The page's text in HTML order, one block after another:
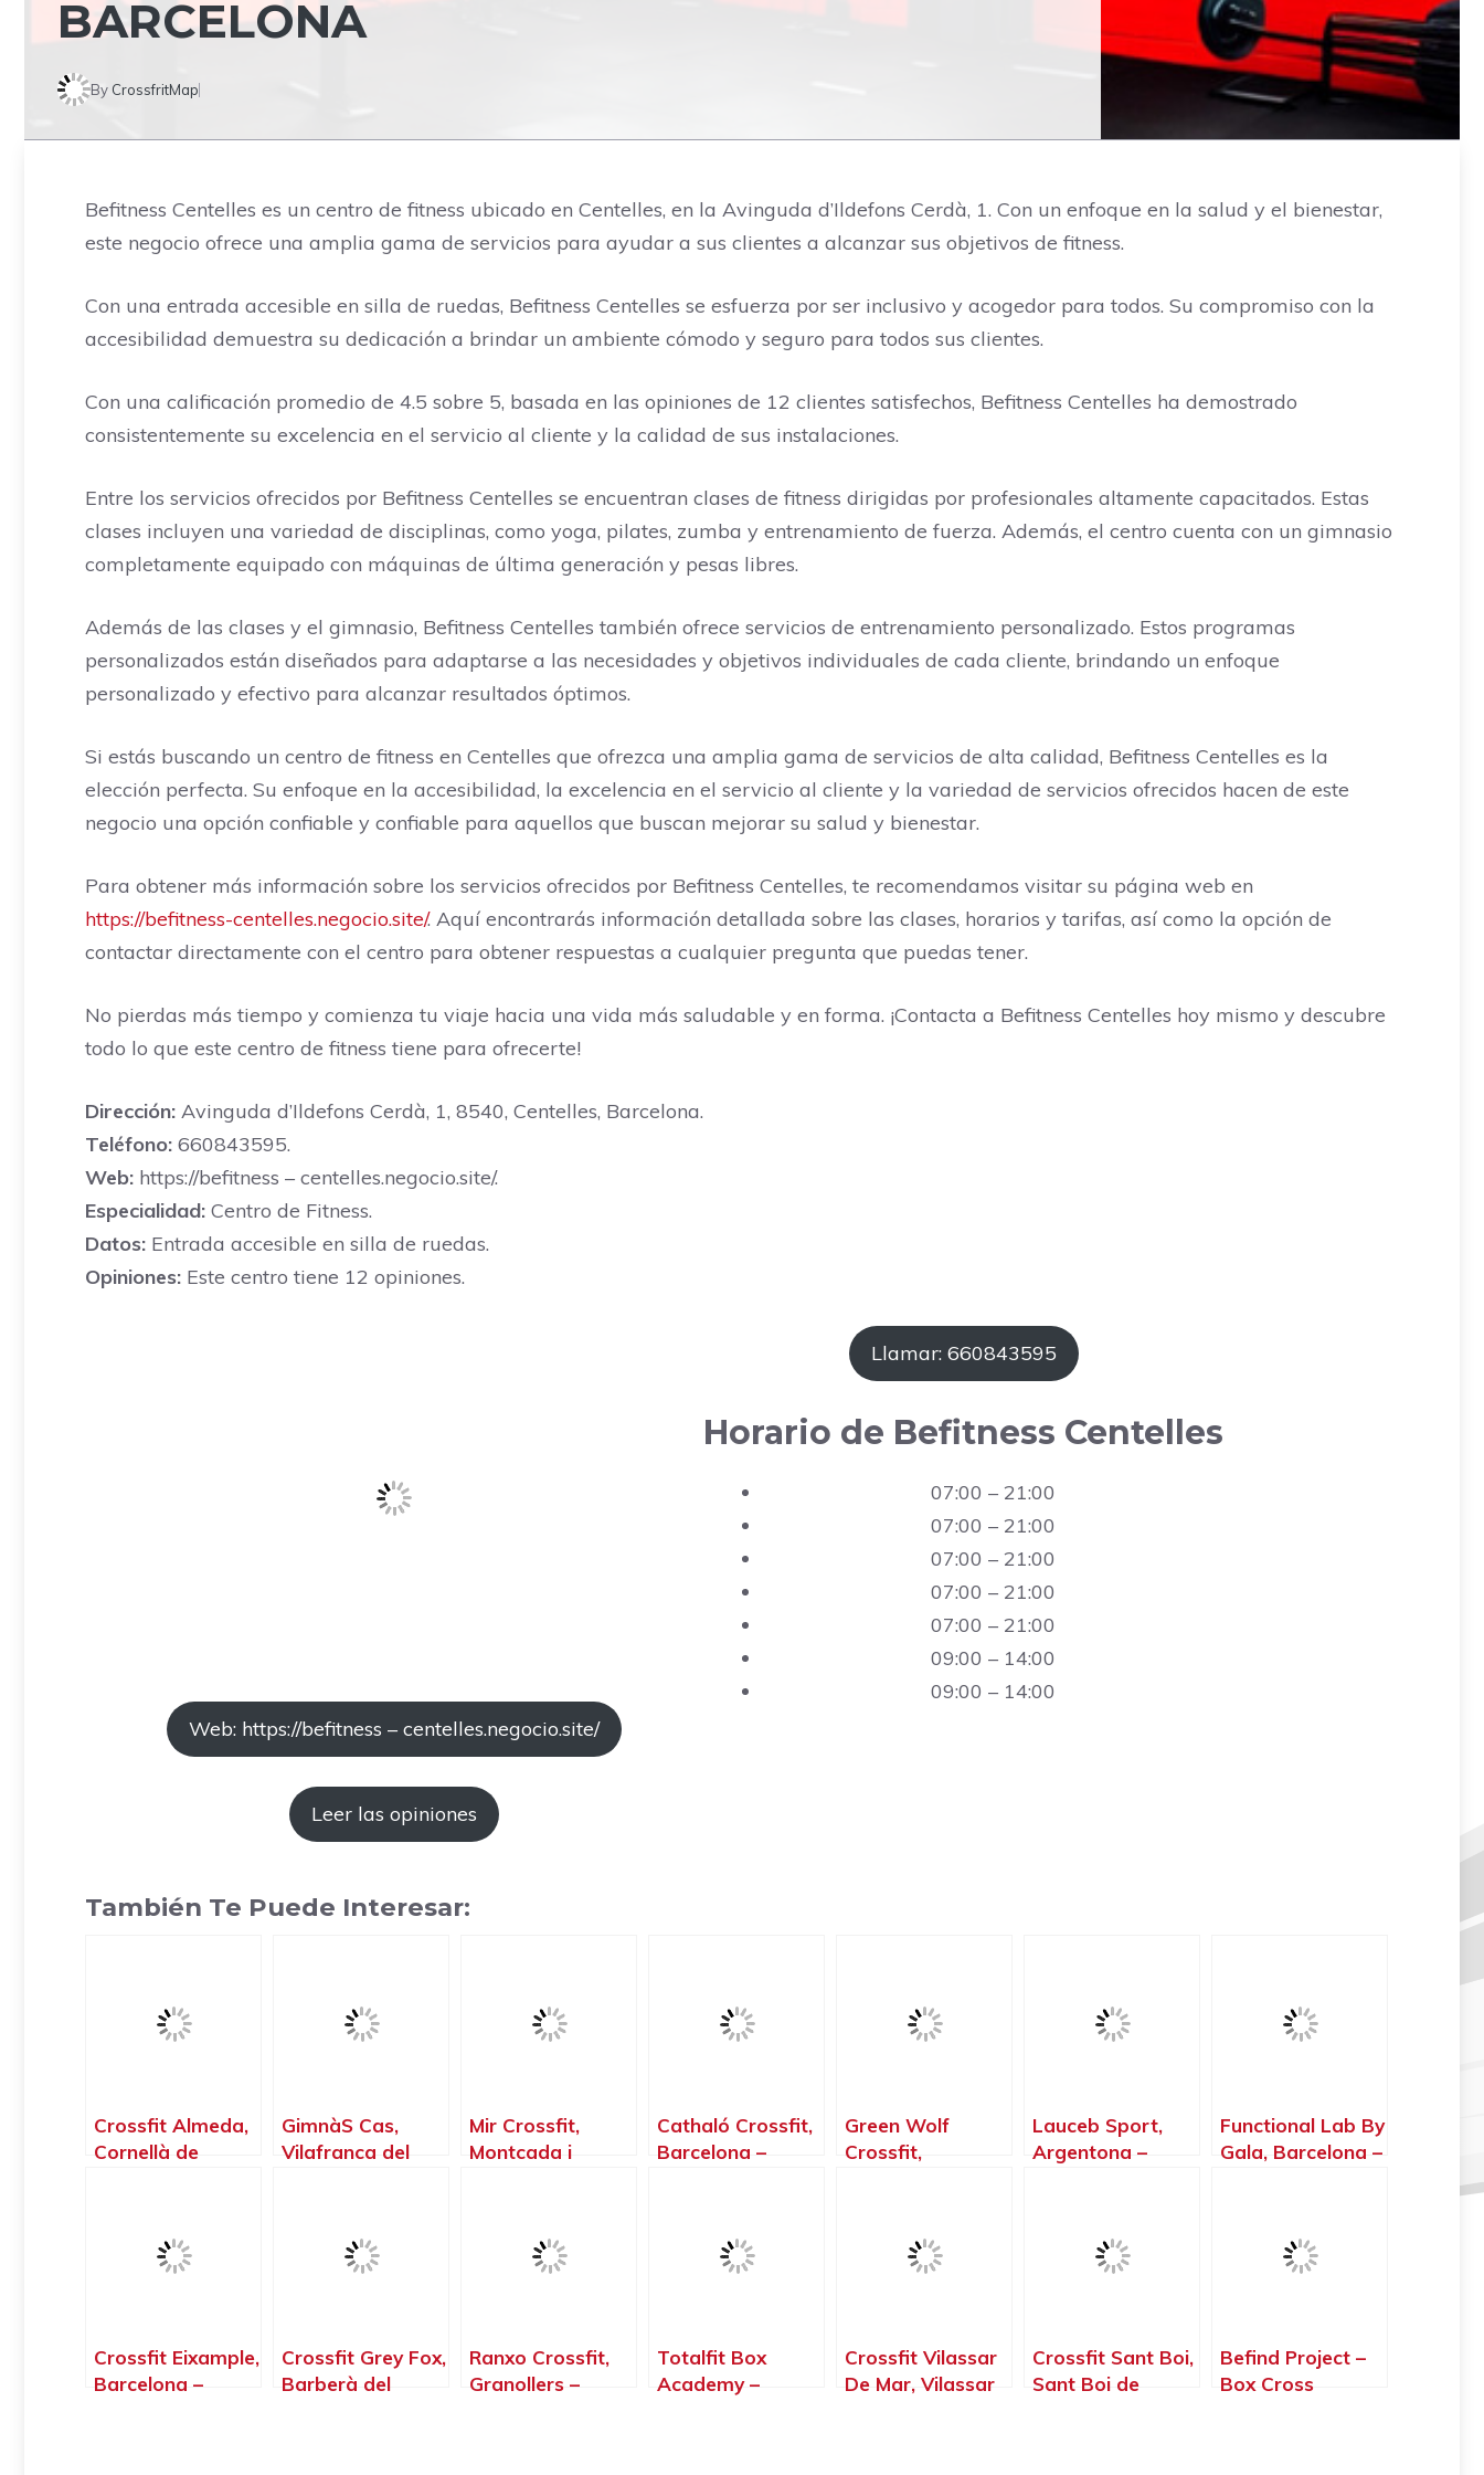
BARCELONA
By CrossfritMap
Befitness Centelles es un centro de fitness ubicado en Centelles, en la Avinguda d’Ildefons Cerdà, 1. Con un enfoque en la salud y el bienestar,
este negocio ofrece una amplia gama de servicios para ayudar a sus clientes a alcanzar sus objetivos de fitness.
Con una entrada accesible en silla de ruedas, Befitness Centelles se esfuerza por ser inclusivo y acogedor para todos. Su compromiso con la
accesibilidad demuestra su dedicación a brindar un ambiente cómodo y seguro para todos sus clientes.
Con una calificación promedio de 4.5 sobre 5, basada en las opiniones de 12 clientes satisfechos, Befitness Centelles ha demostrado
consistentemente su excelencia en el servicio al cliente y la calidad de sus instalaciones.
Entre los servicios ofrecidos por Befitness Centelles se encuentran clases de fitness dirigidas por profesionales altamente capacitados. Estas
clases incluyen una variedad de disciplinas, como yoga, pilates, zumba y entrenamiento de fuerza. Además, el centro cuenta con un gimnasio
completamente equipado con máquinas de última generación y pesas libres.
Además de las clases y el gimnasio, Befitness Centelles también ofrece servicios de entrenamiento personalizado. Estos programas
personalizados están diseñados para adaptarse a las necesidades y objetivos individuales de cada cliente, brindando un enfoque
personalizado y efectivo para alcanzar resultados óptimos.
Si estás buscando un centro de fitness en Centelles que ofrezca una amplia gama de servicios de alta calidad, Befitness Centelles es la
elección perfecta. Su enfoque en la accesibilidad, la excelencia en el servicio al cliente y la variedad de servicios ofrecidos hacen de este
negocio una opción confiable y confiable para aquellos que buscan mejorar su salud y bienestar.
Para obtener más información sobre los servicios ofrecidos por Befitness Centelles, te recomendamos visitar su página web en
https://befitness-centelles.negocio.site/. Aquí encontrarás información detallada sobre las clases, horarios y tarifas, así como la opción de
contactar directamente con el centro para obtener respuestas a cualquier pregunta que puedas tener.
No pierdas más tiempo y comienza tu viaje hacia una vida más saludable y en forma. ¡Contacta a Befitness Centelles hoy mismo y descubre
todo lo que este centro de fitness tiene para ofrecerte!
Dirección: Avinguda d’Ildefons Cerdà, 1, 8540, Centelles, Barcelona.
Teléfono: 660843595.
Web: https://befitness – centelles.negocio.site/.
Especialidad: Centro de Fitness.
Datos: Entrada accesible en silla de ruedas.
Opiniones: Este centro tiene 12 opiniones.
Web: https://befitness – centelles.negocio.site/
Leer las opiniones
Llamar: 660843595
Horario de Befitness Centelles
07:00 – 21:00
07:00 – 21:00
07:00 – 21:00
07:00 – 21:00
07:00 – 21:00
09:00 – 14:00
09:00 – 14:00
También Te Puede Interesar:
Crossfit Almeda,
Cornellà de
GimnàS Cas,
Vilafranca del
Mir Crossfit,
Montcada i
Cathaló Crossfit,
Barcelona –
Green Wolf
Crossfit,
Lauceb Sport,
Argentona –
Functional Lab By
Gala, Barcelona –
Crossfit Eixample,
Barcelona –
Crossfit Grey Fox,
Barberà del
Ranxo Crossfit,
Granollers –
Totalfit Box
Academy –
Crossfit Vilassar
De Mar, Vilassar
Crossfit Sant Boi,
Sant Boi de
Befind Project –
Box Cross